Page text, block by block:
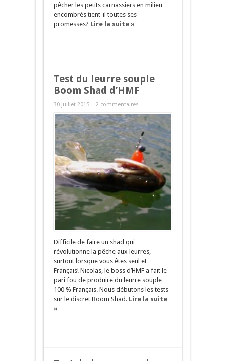
pêcher les petits carnassiers en milieu
encombrés tient-il toutes ses
promesses? Lire la suite »
Test du leurre souple
Boom Shad d’HMF
30 juillet 2015 2 commentaires
Difficile de faire un shad qui
révolutionne la pêche aux leurres,
surtout lorsque vous êtes seul et
Français! Nicolas, le boss d’HMF a fait le
pari fou de produire du leurre souple
100 % Français. Nous débutons les tests
sur le discret Boom Shad. Lire la suite
»